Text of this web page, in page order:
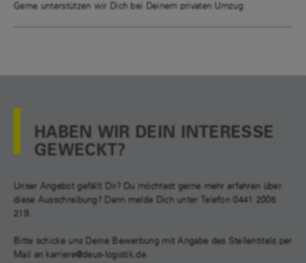
Gerne unterstützen wir Dich bei Deinem privaten Umzug
HABEN WIR DEIN INTERESSE
GEWECKT?
Unser Angebot gefällt Dir? Du möchtest gerne mehr erfahren über
diese Ausschreibung? Dann melde Dich unter Telefon 0441 2006
219.
Bitte schicke uns Deine Bewerbung mit Angabe des Stellentitels per
Mail an karriere@deus-logistik.de.